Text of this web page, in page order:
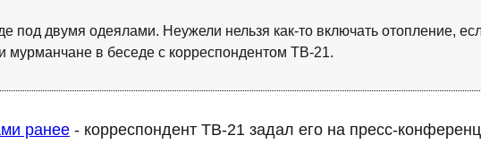
под двумя одеялами. Неужели нельзя как-то включать отопление,
мурманчане в беседе с корреспондентом ТВ-21.
ранее - корреспондент ТВ-21 задал его на пресс-